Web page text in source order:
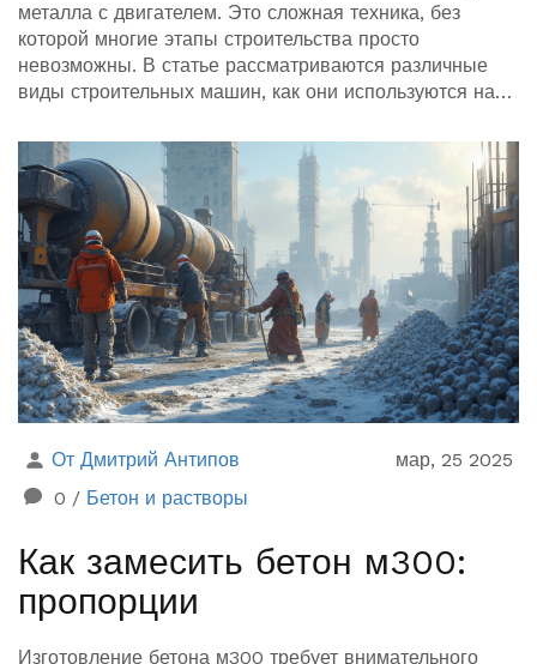
металла с двигателем. Это сложная техника, без
которой многие этапы строительства просто
невозможны. В статье рассматриваются различные
виды строительных машин, как они используются на
Мы раскроем интересные факты и полезные советы
по правильной эксплуатации такой техники.
От Дмитрий Антипов
мар, 25 2025
0 / Бетон и растворы
Как замесить бетон м300:
пропорции
Изготовление бетона м300 требует внимательного